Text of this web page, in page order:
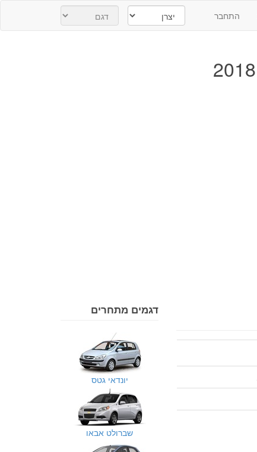
התחבר
דגמים מתחרים
יונדאי גטס
שברולט אבאו